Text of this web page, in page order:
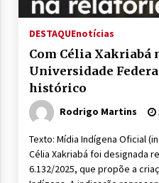
DESTAQUEnotícias
Com Célia Xakriabá
Universidade
histórico
Rodrigo Martins
Texto: Mídia Indígena Oficial
Célia Xakriabá foi designada
6.132/2025, que propõe a